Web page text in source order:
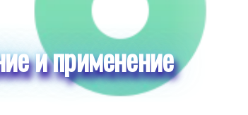
и применение